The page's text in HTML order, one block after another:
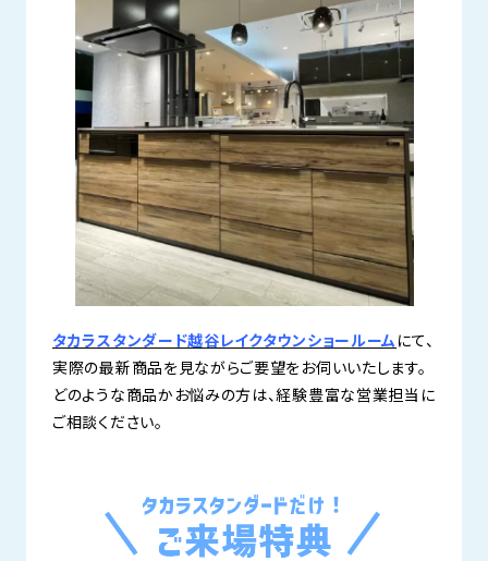
タカラスタンダード越谷レイクタウンショールームにて、
実際の最新商品を見ながらご要望をお伺いいたします。
どのような商品かお悩みの方は、経験豊富な営業担当に
ご相談ください。